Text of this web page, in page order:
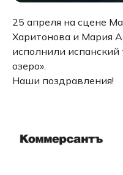
25 апреля на сцене
Харитонова и Мария
исполнили испанский
озеро».
Наши поздравления!